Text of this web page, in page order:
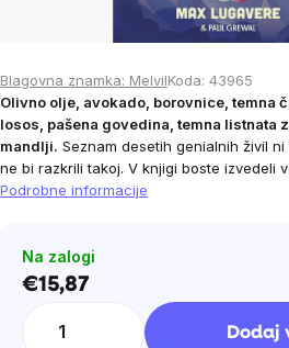
Blagovna znamka: MelvilKoda: 43965
Olivno olje, avokado, borovnice, temna
losos, pašena govedina, temna listnata
mandlji. Seznam desetih genialnih živil
ne bi razkrili takoj. V knjigi boste izvedeli
Podrobne informacije
Na zalogi
€15,87
Dodaj